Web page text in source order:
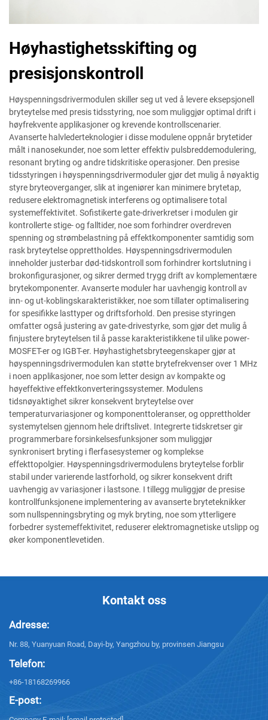
Høyhastighetsskifting og
presisjonskontroll
Høyspenningsdrivermodulen skiller seg ut ved å levere eksepsjonell
bryteytelse med presis tidsstyring, noe som muliggjør optimal drift i
høyfrekvente applikasjoner og krevende kontrollscenarier.
Avanserte halvlederteknologier i disse modulene oppnår brytetider
målt i nanosekunder, noe som letter effektiv pulsbreddemodulering,
resonant bryting og andre tidskritiske operasjoner. Den presise
tidsstyringen i høyspenningsdrivermoduler gjør det mulig å nøyaktig
styre bryteoverganger, slik at ingeniører kan minimere brytetap,
redusere elektromagnetisk interferens og optimalisere total
systemeffektivitet. Sofistikerte gate-driverkretser i modulen gir
kontrollerte stige- og falltider, noe som forhindrer overdreven
spenning og strømbelastning på effektkomponenter samtidig som
rask bryteytelse opprettholdes. Høyspenningsdrivermodulen
inneholder justerbar død-tidskontroll som forhindrer kortslutning i
brokonfigurasjoner, og sikrer dermed trygg drift av komplementære
brytekomponenter. Avanserte moduler har uavhengig kontroll av
inn- og ut-koblingskarakteristikker, noe som tillater optimalisering
for spesifikke lasttyper og driftsforhold. Den presise styringen
omfatter også justering av gate-drivestyrke, som gjør det mulig å
finjustere bryteytelsen til å passe karakteristikkene til ulike power-
MOSFET-er og IGBT-er. Høyhastighetsbryteegenskaper gjør at
høyspenningsdrivermodulen kan støtte brytefrekvenser over 1 MHz
i noen applikasjoner, noe som letter design av kompakte og
høyeffektive effektkonverteringssystemer. Modulens
tidsnøyaktighet sikrer konsekvent bryteytelse over
temperaturvariasjoner og komponenttoleranser, og opprettholder
systemytelsen gjennom hele driftslivet. Integrerte tidskretser gir
programmerbare forsinkelsesfunksjoner som muliggjør
synkronisert bryting i flerfasesystemer og komplekse
effekttopolgier. Høyspenningsdrivermodulens bryteytelse forblir
stabil under varierende lastforhold, og sikrer konsekvent drift
uavhengig av variasjoner i lastsone. I tillegg muliggjør de presise
kontrollfunksjonene implementering av avanserte bryteteknikker
som nullspenningsbryting og myk bryting, noe som ytterligere
forbedrer systemeffektivitet, reduserer elektromagnetiske utslipp og
øker komponentlevetiden.
Kontakt oss
Adresse:
Nr. 88, Yuanyuan Road, Dayi-by, Yangzhou by, provinsen Jiangsu
Telefon:
+86-18168269966
E-post: